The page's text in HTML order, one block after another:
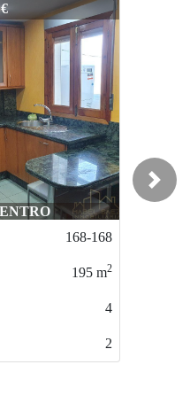
168-168
195 m2
4
2
Next